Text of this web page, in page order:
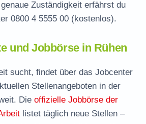
Zuständigkeit erfährst du
0800 4 5555 00 (kostenlos).
und Jobbörse in Rühen
sucht, findet über das Jobcenter
Stellenangeboten in der
Die offizielle Jobbörse der
listet täglich neue Stellen –